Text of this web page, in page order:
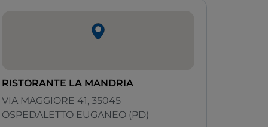
RISTORANTE LA MANDRIA
VIA MAGGIORE 41, 35045
OSPEDALETTO EUGANEO (PD)